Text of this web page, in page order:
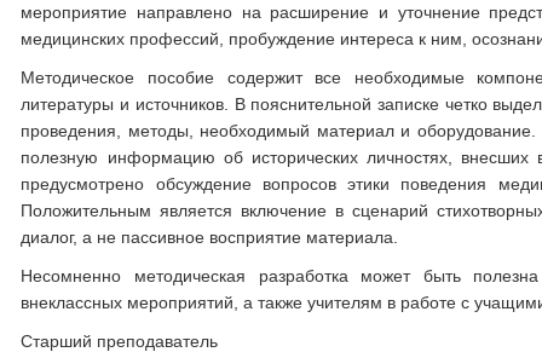
мероприятие направлено на расширение и уточнение
медицинских профессий, пробуждение интереса к ним,
Методическое пособие содержит все необходимые
литературы и источников. В пояснительной записке четко
проведения, методы, необходимый материал и
полезную информацию об исторических личностях, внесших
предусмотрено обсуждение вопросов этики поведения
Положительным является включение в сценарий
диалог, а не пассивное восприятие материала.
Несомненно методическая разработка может быть
внеклассных мероприятий, а также учителям в работе с
Старший преподаватель